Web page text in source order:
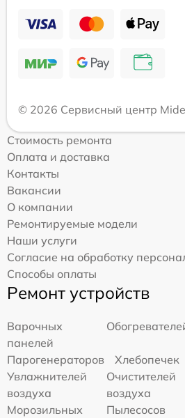
© 2026 Сервисный центр
Стоимость ремонта
Оплата и доставка
Контакты
Вакансии
О компании
Ремонтируемые модели
Наши услуги
Согласие на обработку
Способы оплаты
Ремонт устройств
Варочных
панелей
Парогенераторов
Хлебопечек
Увлажнителей
воздуха
Очистителей
воздуха
Морозильных
Пылесосов